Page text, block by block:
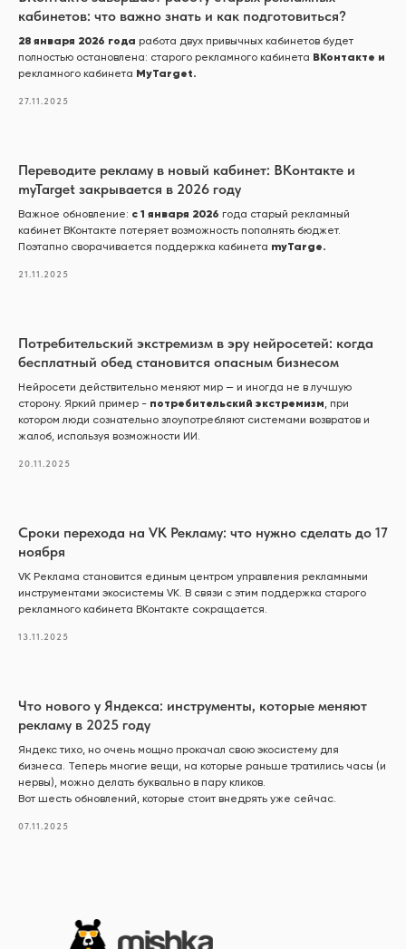
кабинетов: что важно знать и как подготовиться?
28 января 2026 года работа двух привычных кабинетов будет
полностью остановлена: старого рекламного кабинета ВКонтакте и
рекламного кабинета MyTarget.
27.11.2025
Переводите рекламу в новый кабинет: ВКонтакте и
myTarget закрывается в 2026 году
Важное обновление: с 1 января 2026 года старый рекламный
кабинет ВКонтакте потеряет возможность пополнять бюджет.
Поэтапно сворачивается поддержка кабинета myTarge.
21.11.2025
Потребительский экстремизм в эру нейросетей: когда
бесплатный обед становится опасным бизнесом
Нейросети действительно меняют мир — и иногда не в лучшую
сторону. Яркий пример - потребительский экстремизм, при
котором люди сознательно злоупотребляют системами возвратов и
жалоб, используя возможности ИИ.
20.11.2025
Сроки перехода на VK Рекламу: что нужно сделать до 17
ноября
VK Реклама становится единым центром управления рекламными
инструментами экосистемы VK. В связи с этим поддержка старого
рекламного кабинета ВКонтакте сокращается.
13.11.2025
Что нового у Яндекса: инструменты, которые меняют
рекламу в 2025 году
Яндекс тихо, но очень мощно прокачал свою экосистему для
бизнеса. Теперь многие вещи, на которые раньше тратились часы (и
нервы), можно делать буквально в пару кликов.
Вот шесть обновлений, которые стоит внедрять уже сейчас.
07.11.2025